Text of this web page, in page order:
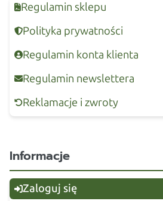
Regulamin sklepu
Polityka prywatności
Regulamin konta klienta
Regulamin newslettera
Reklamacje i zwroty
Informacje
Zaloguj się